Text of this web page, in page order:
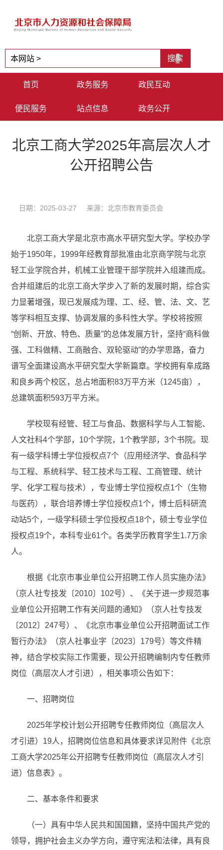
首页 政务服务 政民互动
便民服务 站点信息 政务公开
北京工商大学2025年高层次人才
公开招聘公告
日期：2025-03-27 来源：北京市教育委员会
北京工商大学是北京市高水平研究型大学。学校办学
始于1950年，1999年经教育部批准由北京商学院与北京
轻工业学院合并，机械工业管理干部学院并入组建而成。
合并组建后的北京工商大学步入了新的发展时期，综合实
力显著增强，现已发展成为理、工、经、管、法、文、艺
等学科相互支撑、协调发展的多科性大学。学校将按照
“创新、开放、特色、质量”的总体发展方针，坚持“商科做
强、工科做精、工商融合、双轮驱动”的办学思路，奋力
谱写全面建设高水平研究型大学新篇章。学校拥有阜成路
和良乡两个校区，总占地面积83万平方米（1245亩），
总建筑面积593万平方米。
学校现有经管、轻工与食品、数据科学与人工智能、
人文社科4个学部，10个学院，1个教学部，3个书院。现
有一级学科博士学位授权点7个（应用经济学、食品科学
与工程、系统科学、轻工技术与工程、工商管理、统计
学、化学工程与技术），专业博士学位授权点1个（生物
与医药），联合培养博士学位授权点1个，博士后科研流
动站5个，一级学科硕士学位授权点18个，硕士专业学位
授权点19个，本科专业61个。各类学历教育学生1.7万余
人。
根据《北京市事业单位公开招聘工作人员实施办法》
（京人社专技发〔2010〕102号）、《关于进一步规范事
业单位公开招聘工作有关问题的通知》（京人社专技发
〔2012〕247号）、《北京市事业单位公开招聘面试工作
暂行办法》（京人社事业字〔2023〕179号）等文件精
神，结合学校实际工作需要，现公开招聘编制内专任教师
岗位（高层次人才引进），相关事项公告如下：
一、招聘岗位
2025年学校计划公开招聘专任教师岗位（高层次人
才引进）19人，招聘岗位信息和具体要求详见附件《北京
工商大学2025年公开招聘专任教师岗位（高层次人才引
进）信息表》。
二、基本条件和要求
（一）具有中华人民共和国国籍，坚持中国共产党的
领导，拥护社会主义办学方向，遵守宪法和法律，具有良